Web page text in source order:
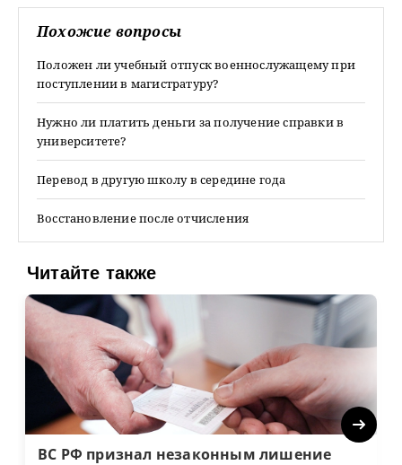
Похожие вопросы
Положен ли учебный отпуск военнослужащему при
поступлении в магистратуру?
Нужно ли платить деньги за получение справки в
университете?
Перевод в другую школу в середине года
Восстановление после отчисления
Читайте также
ВС РФ признал незаконным лишение
Next